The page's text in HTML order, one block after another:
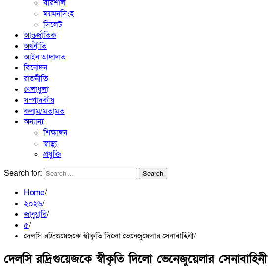
বরিশাল
ময়মনসিংহ
সিলেট
আন্তর্জাতিক
অর্থনীতি
আইন আদালত
বিনোদন
রাজনীতি
খেলাধুলা
সম্পাদকীয়
কলাম/মতামত
অন্যান্য
শিক্ষাঙ্গন
স্বাস্থ্য
প্রযুক্তি
Search for:
Home
২০২৬
জানুয়ারি
৫
দেলসি রদ্রিগুয়েজকে স্বীকৃতি দিলো ভেনেজুয়েলার সেনাবাহিনী
দেলসি রদ্রিগুয়েজকে স্বীকৃতি দিলো ভেনেজুয়েলার সেনাবাহিনী